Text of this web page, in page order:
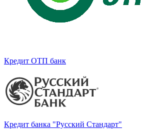
Кредит ОТП банк
Кредит банка "Русский Стандарт"